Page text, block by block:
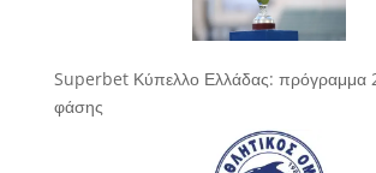
Superbet Κύπελλο Ελλάδας: πρόγραμμα
φάσης